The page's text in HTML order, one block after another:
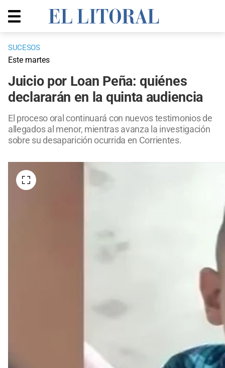
SUCESOS
Este martes
Juicio por Loan Peña: quiénes
declararán en la quinta audiencia
El proceso oral continuará con nuevos testimonios de
allegados al menor, mientras avanza la investigación
sobre su desaparición ocurrida en Corrientes.